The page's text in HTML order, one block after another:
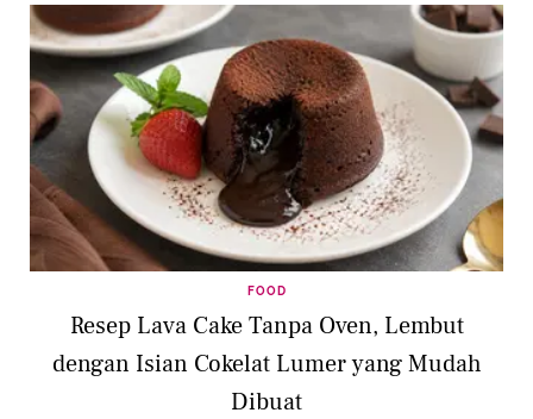
FOOD
Resep Lava Cake Tanpa Oven, Lembut
dengan Isian Cokelat Lumer yang Mudah
Dibuat